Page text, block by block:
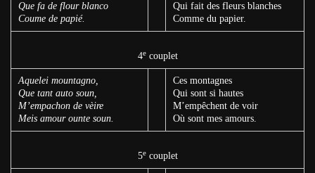
Que fa de flour blanco
Coume de papié.
Qui fait des fleurs blanches
Comme du papier.
4ecouplet
Aquelei mountagno,
Que tant auto soun,
M’empachon de vèire
Meis amour ounte soun.
Ces montagnes
Qui sont si hautes
M’empêchent de voir
Où sont mes amours.
5ecouplet